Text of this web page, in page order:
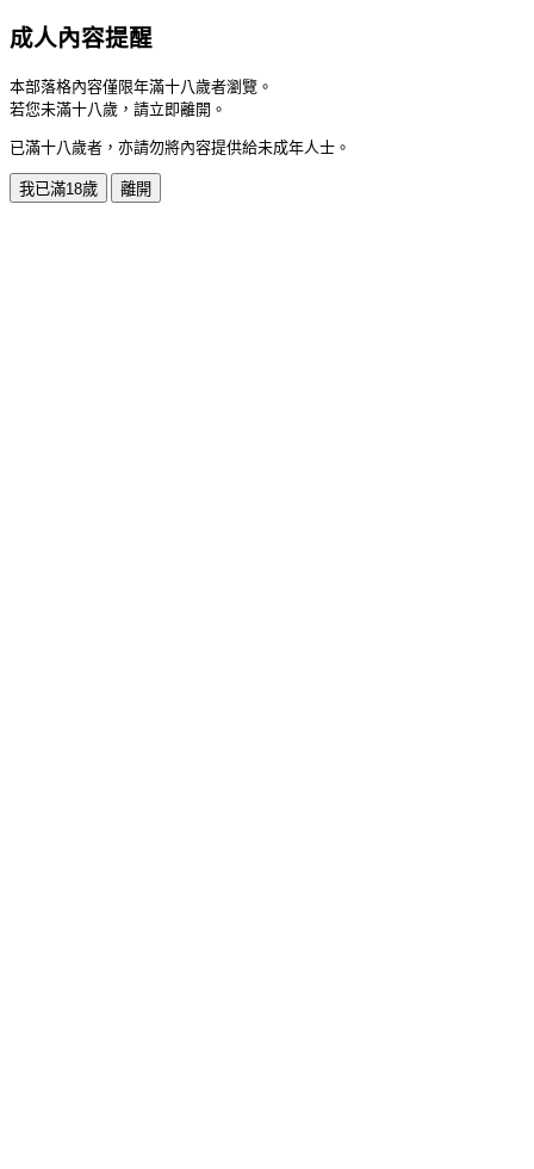
成人內容提醒
本部落格內容僅限年滿十八歲者瀏覽。
若您未滿十八歲，請立即離開。
已滿十八歲者，亦請勿將內容提供給未成年人士。
我已滿18歲 離開